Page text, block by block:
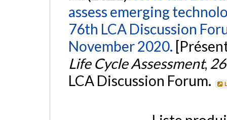
assess emerging
76th LCA Discussion
November 2020.
Life Cycle Assessment, 26
LCA Discussion Forum.